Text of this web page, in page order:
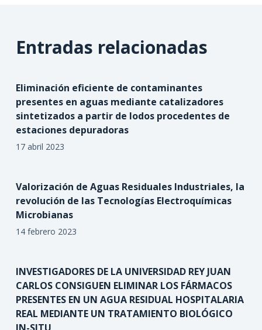
Entradas relacionadas
Eliminación eficiente de contaminantes
presentes en aguas mediante catalizadores
sintetizados a partir de lodos procedentes de
estaciones depuradoras
17 abril 2023
Valorización de Aguas Residuales Industriales, la
revolución de las Tecnologías Electroquímicas
Microbianas
14 febrero 2023
INVESTIGADORES DE LA UNIVERSIDAD REY JUAN
CARLOS CONSIGUEN ELIMINAR LOS FÁRMACOS
PRESENTES EN UN AGUA RESIDUAL HOSPITALARIA
REAL MEDIANTE UN TRATAMIENTO BIOLÓGICO